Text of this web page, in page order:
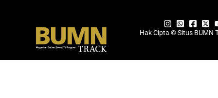
Hak Cipta © Situs BUMN